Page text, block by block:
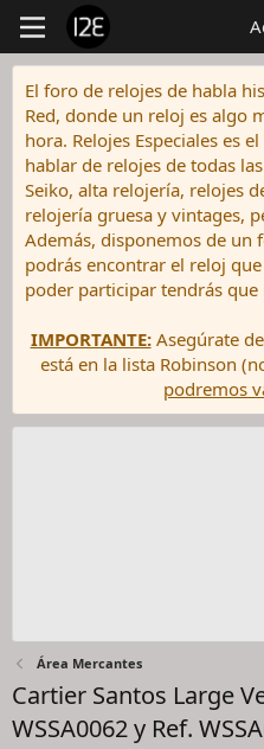
El foro de relojes de habla
Red, donde un reloj es algo
hora. Relojes Especiales es
hablar de relojes de todas
Seiko, alta relojería, relojes
relojería gruesa y vintages,
Además, disponemos de un
podrás encontrar el reloj
poder participar tendrás que
IMPORTANTE:Asegúrate
está en la lista Robinson
podremos
Área Mercantes
Cartier Santos Large
WSSA0062 y Ref.